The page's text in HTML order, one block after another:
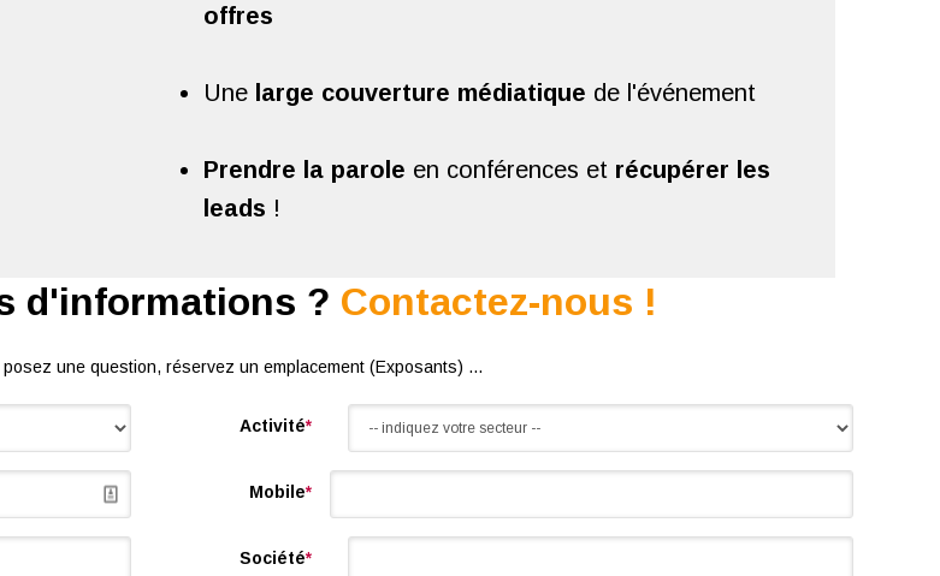
offres
Une large couverture médiatique de l'événement
Prendre la parole en conférences et récupérer les
leads !
d'informations ? Contactez-nous !
une question, réservez un emplacement (Exposants) ...
Activité*
Mobile*
Société*